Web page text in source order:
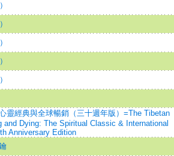
靈經典與全球暢銷（三十週年版）=The Tibetan
and Dying: The Spiritual Classic & International
Anniversary Edition